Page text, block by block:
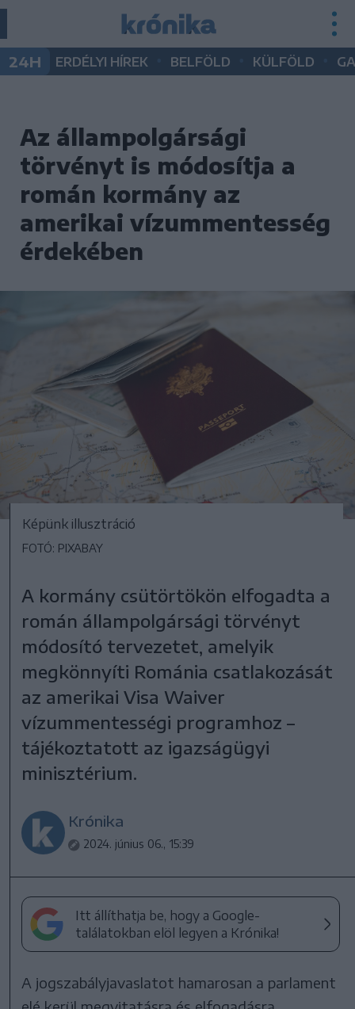
24H ERDÉLYI HÍREK BELFÖLD KÜLFÖLD
Az állampolgársági
törvényt is módosítja a
román kormány az
amerikai vízummentesség
érdekében
Képünk illusztráció
FOTÓ: PIXABAY
A kormány csütörtökön elfogadta a
román állampolgársági törvényt
módosító tervezetet, amelyik
megkönnyíti Románia csatlakozását
az amerikai Visa Waiver
vízummentességi programhoz –
tájékoztatott az igazságügyi
minisztérium.
Krónika
2024. június 06., 15:39
Itt állíthatja be, hogy a Google-
találatokban elöl legyen a Krónika!
A jogszabályjavaslatot hamarosan a parlament